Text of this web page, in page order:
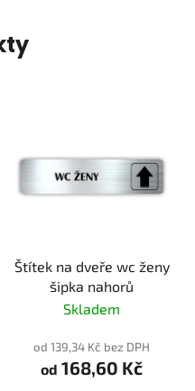
Štítek na dveře wc ženy
šipka nahorů
Skladem
od 139,34 Kč bez DPH
od 168,60 Kč